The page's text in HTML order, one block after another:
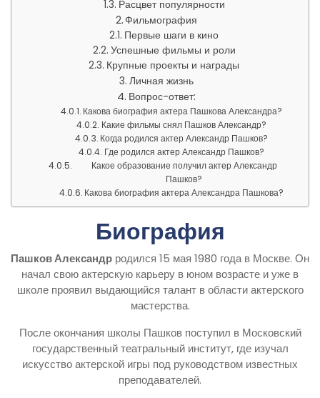
Расцвет популярности
Фильмография
Первые шаги в кино
Успешные фильмы и роли
Крупные проекты и награды
Личная жизнь
Вопрос-ответ:
Какова биография актера Пашкова Александра?
Какие фильмы снял Пашков Александр?
Когда родился актер Александр Пашков?
Где родился актер Александр Пашков?
Какое образование получил актер Александр
Пашков?
Какова биография актера Александра Пашкова?
Биография
Пашков Александр родился 15 мая 1980 года в Москве. Он
начал свою актерскую карьеру в юном возрасте и уже в
школе проявил выдающийся талант в области актерского
мастерства.
После окончания школы Пашков поступил в Московский
государственный театральный институт, где изучал
искусство актерской игры под руководством известных
преподавателей.